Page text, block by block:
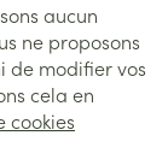
aucun
ne proposons
de modifier vos
cela en
cookies